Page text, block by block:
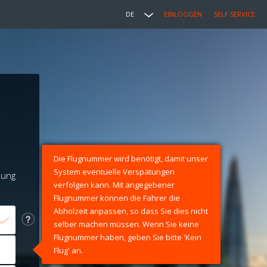
DE EINLOGGEN SELF SERVICE
Die Flugnummer wird benötigt, damit unser
System eventuelle Verspätungen
verfolgen kann. Mit angegebener
Flugnummer können die Fahrer die
Abholzeit anpassen, so dass Sie dies nicht
selber machen müssen. Wenn Sie keine
Flugnummer haben, geben Sie bitte 'Kein
Flug' an.